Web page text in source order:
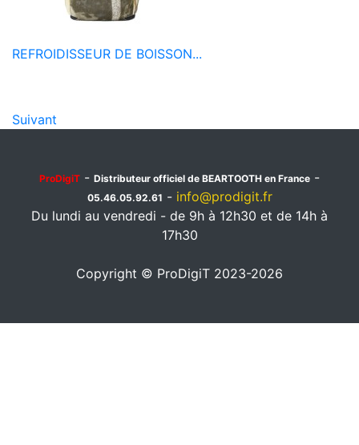
REFROIDISSEUR DE BOISSON...
Suivant
ProDigiT - Distributeur officiel de BEARTOOTH en France -
05.46.05.92.61 - info@prodigit.fr
Du lundi au vendredi - de 9h à 12h30 et de 14h à
17h30
Copyright © ProDigiT 2023-2026